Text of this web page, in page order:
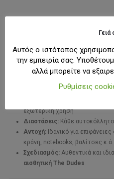
, ιδανικό για να
εξατομικεύσετε τα αγαπημένα
Χαρακτηριστικά
εξωτερική χρήση
Διαστάσεις:Κάθε αυτοκόλλητο
Αντοχή:Ιδανικό για
κράνη, notebooks, βαλίτσες κ.ά.
Σχεδιασμός:Αυθεντικά και
αισθητική The Dudes
Γειά
Αυτός ο ιστότοπος
την εμπειρία σας.
αλλά μπορείτε να
Ρυθμίσεις